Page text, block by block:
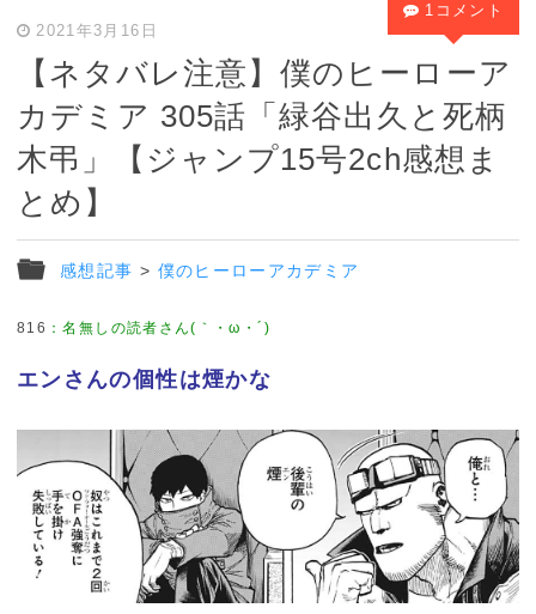
2021年3月16日
【ネタバレ注意】僕のヒーローア
カデミア 305話「緑谷出久と死柄
木弔」【ジャンプ15号2ch感想ま
とめ】
感想記事 > 僕のヒーローアカデミア
1コメント
816 ：名無しの読者さん(｀・ω・´)
エンさんの個性は煙かな